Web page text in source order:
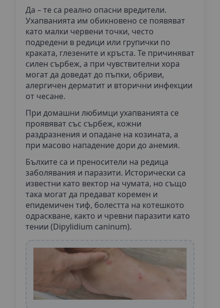
Да – те са реално опасни вредители.
Ухапванията им обикновено се появяват
като малки червени точки, често
подредени в редици или групички по
краката, глезените и кръста. Те причиняват
силен сърбеж, а при чувствителни хора
могат да доведат до пъпки, обриви,
алергичен дерматит и вторични инфекции
от чесане.
При домашни любимци ухапванията се
проявяват със сърбеж, кожни
раздразнения и опадане на козината, а
при масово нападение дори до анемия.
Бълхите са и преносители на редица
заболявания и паразити. Исторически са
известни като вектор на чумата, но също
така могат да предават коремен и
епидемичен тиф, болестта на котешкото
одраскване, както и чревни паразити като
тении (Dipylidium caninum).